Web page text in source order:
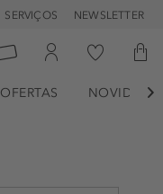
SERVIÇOS NEWSLETTER
OFERTAS 